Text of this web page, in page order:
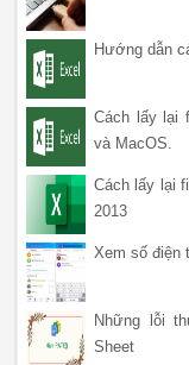
Hướng dẫn
Cách lấy lại
và MacOS.
Cách lấy lại
2013
Xem số điện
Những lỗi
Sheet